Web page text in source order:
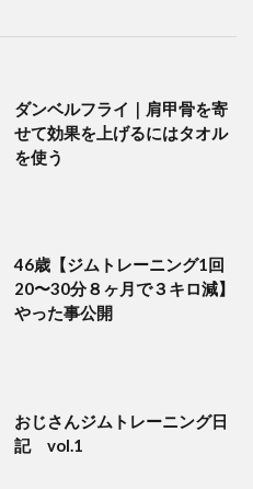
ダンベルフライ｜肩甲骨を寄
せて効果を上げるにはタオル
を使う
46歳【ジムトレーニング1回
20〜30分８ヶ月で３キロ減】
やった事公開
おじさんジムトレーニング日
記 vol.1